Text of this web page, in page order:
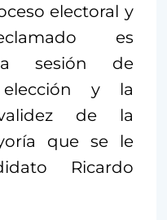
electoral y
es
la sesión de
y la
de la
que se le
Ricardo